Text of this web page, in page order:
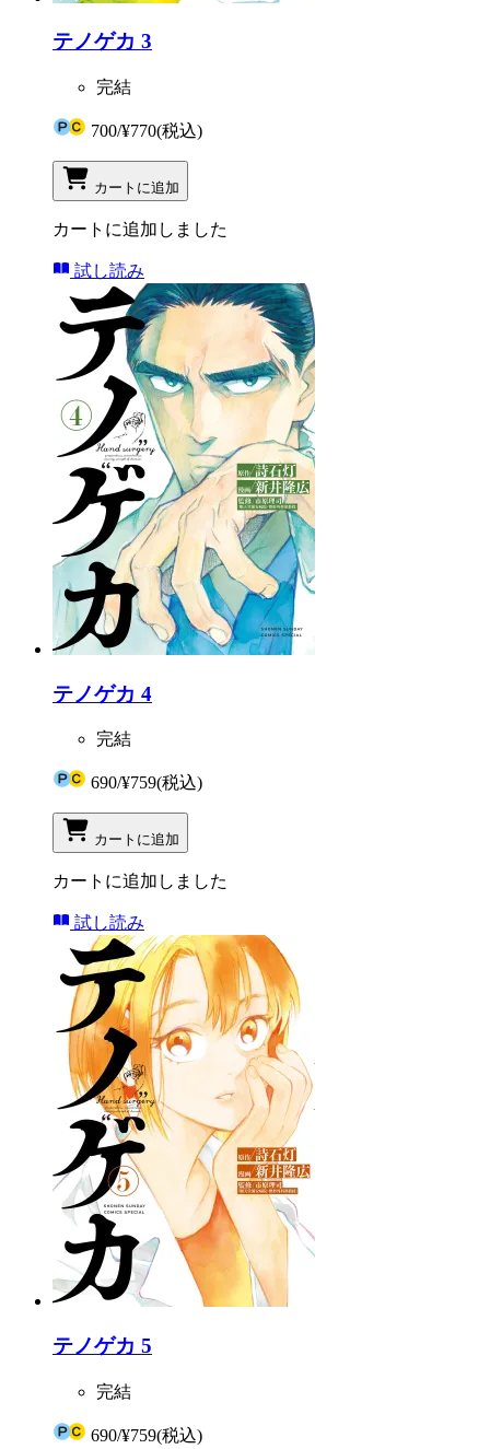
テノゲカ 3
完結
700/¥770(税込)
カートに追加
カートに追加しました
試し読み
テノゲカ 4
完結
690/¥759(税込)
カートに追加
カートに追加しました
試し読み
テノゲカ 5
完結
690/¥759(税込)